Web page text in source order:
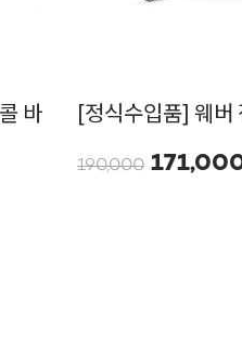
바
[정식수입품] 웨버
190,000